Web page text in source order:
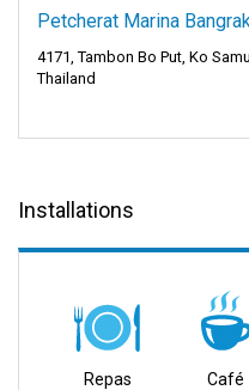
sur les îles
dans le confort et la
Bateau Express Songserm.
dans la région, ils offrent
une expérience. Avec un
Petcherat Marina
4171, Tambon Bo Put, Ko
Thailand
Installations
Repas Café